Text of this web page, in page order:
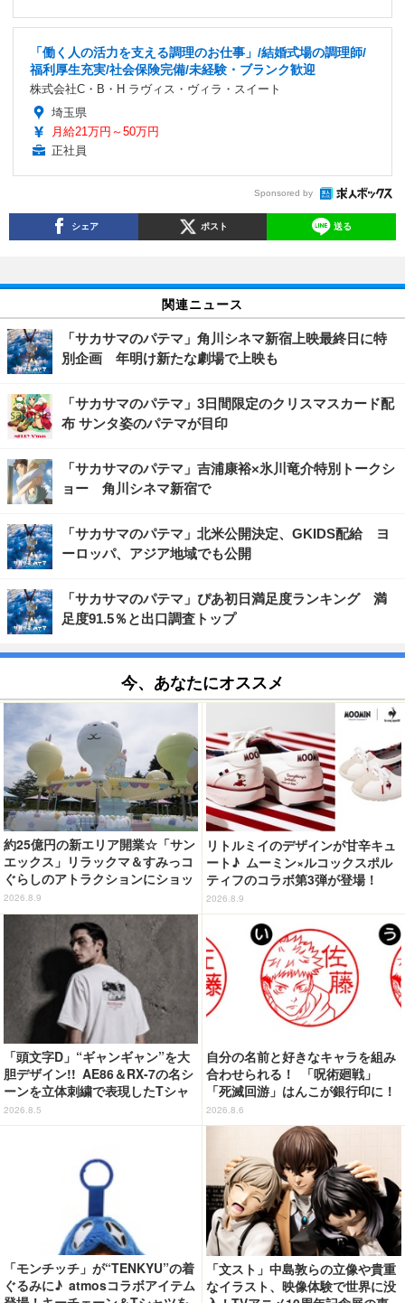
「働く人の活力を支える調理のお仕事」/結婚式場の調理師/
福利厚生充実/社会保険完備/未経験・ブランク歓迎
株式会社C・B・H ラヴィス・ヴィラ・スイート
埼玉県
月給21万円～50万円
正社員
Sponsored by
シェア ポスト 送る
関連ニュース
「サカサマのパテマ」角川シネマ新宿上映最終日に特
別企画 年明け新たな劇場で上映も
「サカサマのパテマ」3日間限定のクリスマスカード配
布 サンタ姿のパテマが目印
「サカサマのパテマ」吉浦康裕×氷川竜介特別トークシ
ョー 角川シネマ新宿で
「サカサマのパテマ」北米公開決定、GKIDS配給 ヨ
ーロッパ、アジア地域でも公開
「サカサマのパテマ」ぴあ初日満足度ランキング 満
足度91.5％と出口調査トップ
今、あなたにオススメ
約25億円の新エリア開業☆「サン
エックス」リラックマ＆すみっコ
ぐらしのアトラクションにショッ
プ、レストランも！「富士急ハイ
ランド」内【レポート】
2026.8.9
リトルミイのデザインが甘辛キュ
ート♪ ムーミン×ルコックスポル
ティフのコラボ第3弾が登場！
2026.8.9
「頭文字D」“ギャンギャン”を大
胆デザイン!! AE86＆RX-7の名シ
ーンを立体刺繍で表現したTシャ
ツ登場
2026.8.5
自分の名前と好きなキャラを組み
合わせられる！ 「呪術廻戦」
「死滅回游」はんこが銀行印に！
虎杖悠仁、乙骨憂太ら16キャラ追
加で全104種
2026.8.6
「モンチッチ」が“TENKYU”の着
ぐるみに♪ atmosコラボアイテム
「文スト」中島敦らの立像や貴重
なイラスト、映像体験で世界に没